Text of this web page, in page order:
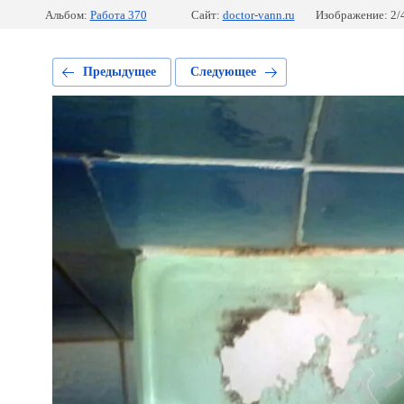
Альбом: Работа 370 Сайт: doctor-vann.ru Изображение: 2/
Предыдущее Следующее